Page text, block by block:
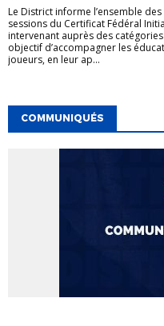
Le District informe l’ensemble
sessions du Certificat Fédéral
intervenant auprès des
objectif d’accompagner les
joueurs, en leur ap...
COMMUNIQUÉS